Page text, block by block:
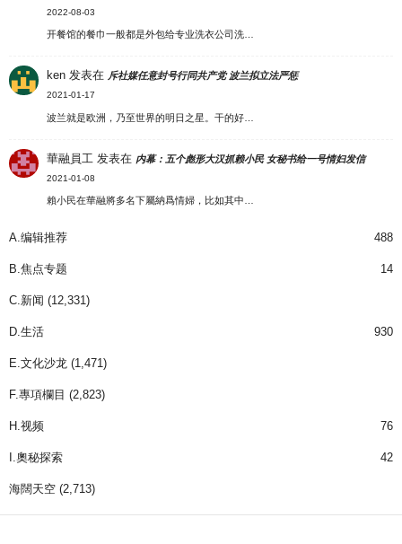
2022-08-03
开餐馆的餐巾一般都是外包给专业洗衣公司洗…
ken 发表在 斥社媒任意封号行同共产党 波兰拟立法严惩
2021-01-17
波兰就是欧洲，乃至世界的明日之星。干的好…
華融員工 发表在 内幕：五个彪形大汉抓赖小民 女秘书给一号情妇发信
2021-01-08
賴小民在華融將多名下屬納爲情婦，比如其中…
A.编辑推荐 488
B.焦点专题 14
C.新闻 (12,331)
D.生活 930
E.文化沙龙 (1,471)
F.專項欄目 (2,823)
H.视频 76
I.奧秘探索 42
海闊天空 (2,713)